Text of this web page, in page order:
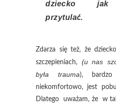
dziecko jak
przytulać.
Zdarza się też, że
szczepieniach, (u nas
była trauma),
niekomfortowo, jest
Dlatego uważam, że w